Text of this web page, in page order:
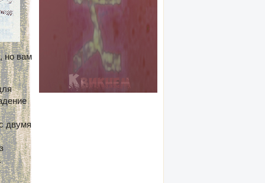
но вам
двумя